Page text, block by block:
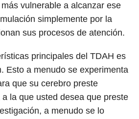
vulnerable a alcanzar ese
simplemente por la
sus procesos de atención.
principales del TDAH es
Esto a menudo se experimenta
que su cerebro preste
la que usted desea que preste
a menudo se lo